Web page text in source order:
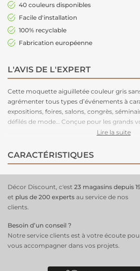
40 couleurs disponibles
Facile d'installation
100% recyclable
Fabrication européenne
L'AVIS DE L'EXPERT
Cette moquette aiguilletée couleur gris
agrémenter tous types d’événements à
expositions, foires, salons, congrès,
défilés de mode… Conçue pour les grands
moquette est légère à manipuler, facile à
moquette peut être posée en bord à bord
que le respect de l’environnement est la
permettant un recyclage total après
Lire la suite
CARACTÉRISTIQUES
Décor Discount, c'est 23 magasins depuis
et plus de 200 experts au service de nos
clients.
Besoin d’un conseil ?
Notre service clients est à votre écoute
vous accompagner dans vos projets.